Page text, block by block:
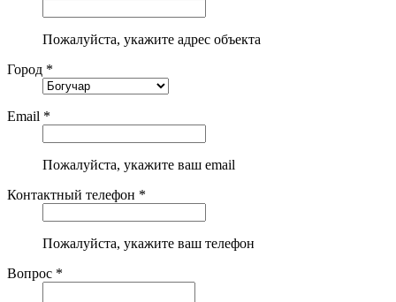
Пожалуйста, укажите адрес объекта
Город *
Email *
Пожалуйста, укажите ваш email
Контактный телефон *
Пожалуйста, укажите ваш телефон
Вопрос *